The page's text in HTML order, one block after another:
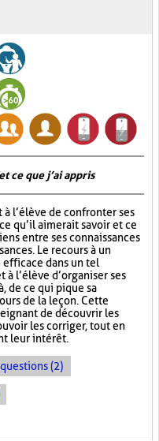
ce que j’ai appris
à l’élève de confronter ses
qu’il aimerait savoir et ce
entre ses connaissances
Le recours à un
efficace dans un tel
l’élève d’organiser ses
de ce qui pique sa
de la leçon. Cette
de découvrir les
les corriger, tout en
leur intérêt.
(2)